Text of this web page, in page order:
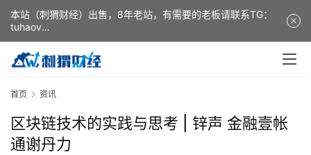
首页 资讯
区块链技术的实践与思考 | 锌声 金融壹帐
通谢丹力
本站（刺猬财经）出售，8年老站，有需要的老板请联系TG：
tuhaov
This website (ciweicaijing) is for sale. It is a 8-year-old
website. If you need it, please contact TG: tuhaov